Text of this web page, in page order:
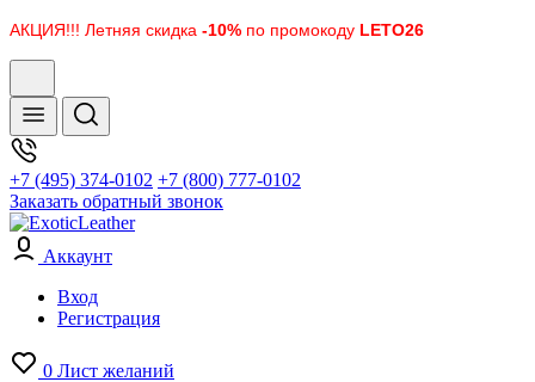
АКЦИЯ!!! Летняя скидка -10% по промокоду LETO26
+7 (495) 374-0102 +7 (800) 777-0102
Заказать обратный звонок
Аккаунт
Вход
Регистрация
0 Лист желаний